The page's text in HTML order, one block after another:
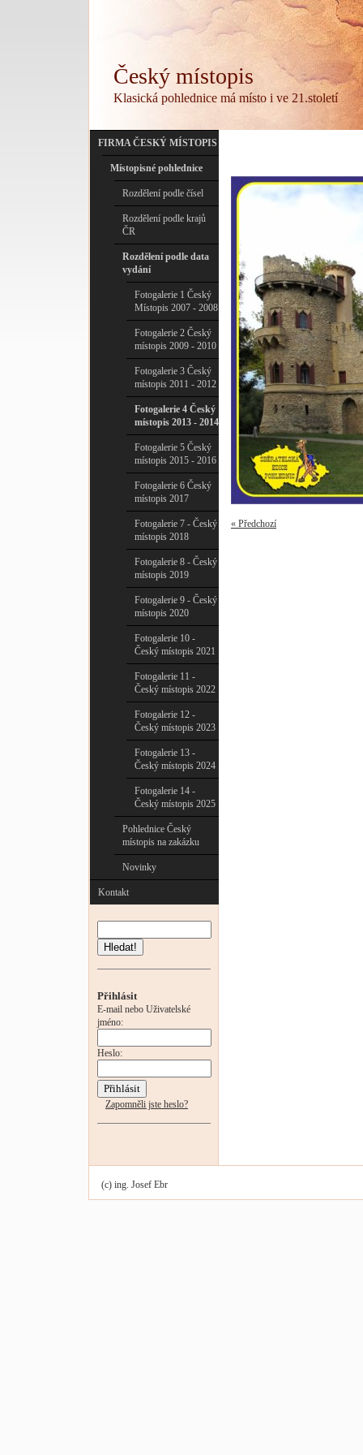
Český místopis
Klasická pohlednice má místo i ve 21.století
FIRMA ČESKÝ MÍSTOPIS
Místopisné pohlednice
Rozdělení podle čísel
Rozdělení podle krajů
ČR
Rozdělení podle data
vydání
Fotogalerie 1 Český
Místopis 2007 - 2008
Fotogalerie 2 Český
místopis 2009 - 2010
Fotogalerie 3 Český
místopis 2011 - 2012
Fotogalerie 4 Český
místopis 2013 - 2014
Fotogalerie 5 Český
místopis 2015 - 2016
Fotogalerie 6 Český
místopis 2017
Fotogalerie 7 - Český
místopis 2018
Fotogalerie 8 - Český
místopis 2019
Fotogalerie 9 - Český
místopis 2020
Fotogalerie 10 -
Český místopis 2021
Fotogalerie 11 -
Český místopis 2022
Fotogalerie 12 -
Český místopis 2023
Fotogalerie 13 -
Český místopis 2024
Fotogalerie 14 -
Český místopis 2025
Pohlednice Český
místopis na zakázku
Novinky
Kontakt
Hledat!
Přihlásit
E-mail nebo Uživatelské
jméno:
Heslo:
Zapomněli jste heslo?
« Předchozí
(c) ing. Josef Ebr